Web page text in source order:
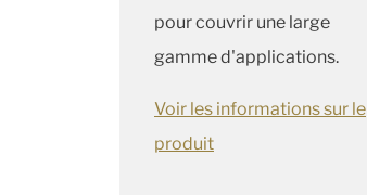
pour couvrir une large
gamme d'applications.
Voir les informations sur le
produit